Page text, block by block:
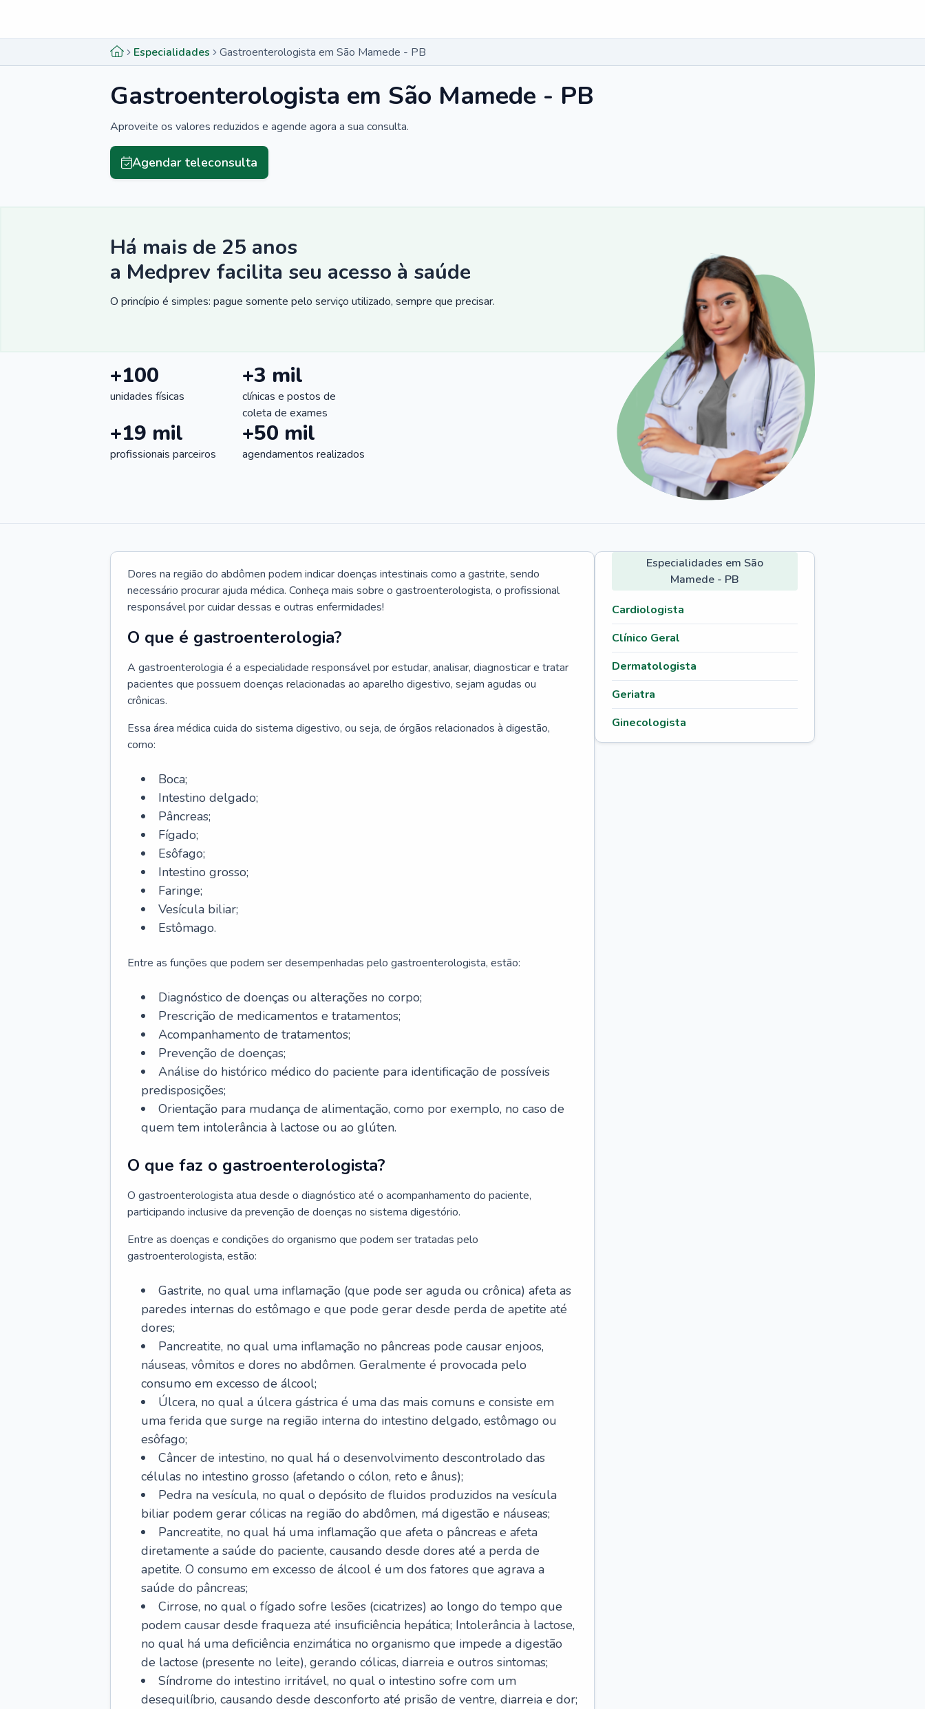
Especialidades Gastroenterologista em São Mamede - PB
Gastroenterologista em São Mamede - PB
Aproveite os valores reduzidos e agende agora a sua consulta.
Agendar teleconsulta
Há mais de 25 anos
a Medprev facilita seu acesso à saúde
O princípio é simples: pague somente pelo serviço utilizado, sempre que precisar.
+100
unidades físicas
+3 mil
clínicas e postos de
coleta de exames
+19 mil
profissionais parceiros
+50 mil
agendamentos realizados
Dores na região do abdômen podem indicar doenças intestinais como a gastrite, sendo
necessário procurar ajuda médica. Conheça mais sobre o gastroenterologista, o profissional
responsável por cuidar dessas e outras enfermidades!
O que é gastroenterologia?
A gastroenterologia é a especialidade responsável por estudar, analisar, diagnosticar e tratar
pacientes que possuem doenças relacionadas ao aparelho digestivo, sejam agudas ou
crônicas.
Essa área médica cuida do sistema digestivo, ou seja, de órgãos relacionados à digestão,
como:
Boca;
Intestino delgado;
Pâncreas;
Fígado;
Esôfago;
Intestino grosso;
Faringe;
Vesícula biliar;
Estômago.
Entre as funções que podem ser desempenhadas pelo gastroenterologista, estão:
Diagnóstico de doenças ou alterações no corpo;
Prescrição de medicamentos e tratamentos;
Acompanhamento de tratamentos;
Prevenção de doenças;
Análise do histórico médico do paciente para identificação de possíveis
predisposições;
Orientação para mudança de alimentação, como por exemplo, no caso de
quem tem intolerância à lactose ou ao glúten.
O que faz o gastroenterologista?
O gastroenterologista atua desde o diagnóstico até o acompanhamento do paciente,
participando inclusive da prevenção de doenças no sistema digestório.
Entre as doenças e condições do organismo que podem ser tratadas pelo
gastroenterologista, estão:
Gastrite, no qual uma inflamação (que pode ser aguda ou crônica) afeta as
paredes internas do estômago e que pode gerar desde perda de apetite até
dores;
Pancreatite, no qual uma inflamação no pâncreas pode causar enjoos,
náuseas, vômitos e dores no abdômen. Geralmente é provocada pelo
consumo em excesso de álcool;
Úlcera, no qual a úlcera gástrica é uma das mais comuns e consiste em
uma ferida que surge na região interna do intestino delgado, estômago ou
esôfago;
Câncer de intestino, no qual há o desenvolvimento descontrolado das
células no intestino grosso (afetando o cólon, reto e ânus);
Pedra na vesícula, no qual o depósito de fluidos produzidos na vesícula
biliar podem gerar cólicas na região do abdômen, má digestão e náuseas;
Pancreatite, no qual há uma inflamação que afeta o pâncreas e afeta
diretamente a saúde do paciente, causando desde dores até a perda de
apetite. O consumo em excesso de álcool é um dos fatores que agrava a
saúde do pâncreas;
Cirrose, no qual o fígado sofre lesões (cicatrizes) ao longo do tempo que
podem causar desde fraqueza até insuficiência hepática; Intolerância à lactose,
no qual há uma deficiência enzimática no organismo que impede a digestão
de lactose (presente no leite), gerando cólicas, diarreia e outros sintomas;
Síndrome do intestino irritável, no qual o intestino sofre com um
desequilíbrio, causando desde desconforto até prisão de ventre, diarreia e dor;
Especialidades em São
Mamede - PB
Cardiologista
Clínico Geral
Dermatologista
Geriatra
Ginecologista